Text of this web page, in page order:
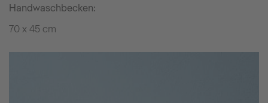
Handwaschbecken:
70 x 45 cm